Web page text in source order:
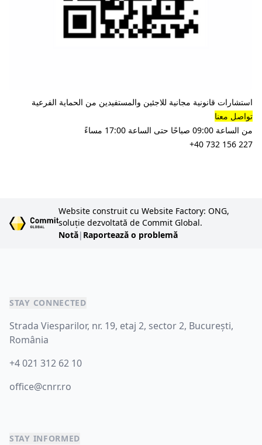
استشارات قانونية مجانية للاجئين والمستفيدين من الحماية الفرعية
تواصل معنا
من الساعة 09:00 صباحًا حتى الساعة 17:00 مساءً
+40 732 156 227
Website construit cu Website Factory: ONG,
soluție dezvoltată de Commit Global.
Notă| Raportează o problemă
STAY CONNECTED
Strada Viesparilor, nr. 19, etaj 2, sector 2, București,
România
+4 021 312 62 10
office@cnrr.ro
STAY INFORMED